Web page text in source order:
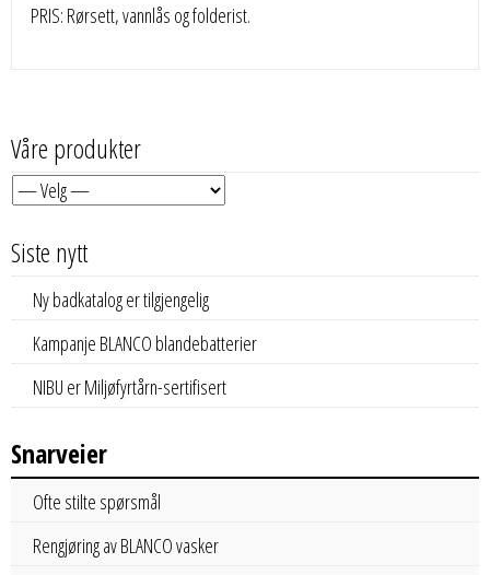
PRIS: Rørsett, vannlås og folderist.
Våre produkter
Siste nytt
Ny badkatalog er tilgjengelig
Kampanje BLANCO blandebatterier
NIBU er Miljøfyrtårn-sertifisert
Snarveier
Ofte stilte spørsmål
Rengjøring av BLANCO vasker